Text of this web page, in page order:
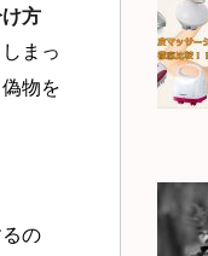
方
まっ
物を
の